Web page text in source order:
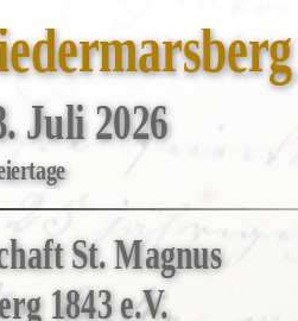
Juli 2026
St. Magnus
1843 e.V.